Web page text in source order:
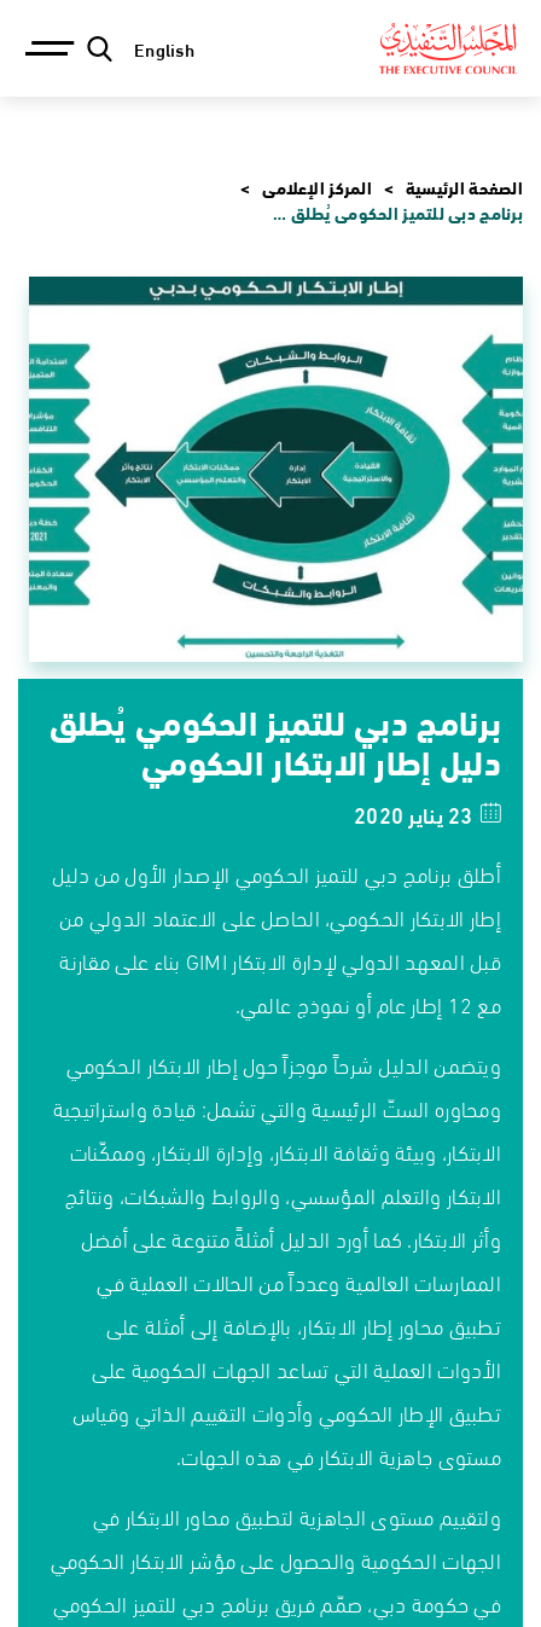
English
الصفحة الرئيسية
المركز الإعلامي
برنامج دبي للتميز الحكومي يُطلق دليل إطار الابتكار الحكومي
برنامج دبي للتميز الحكومي يُطلق
دليل إطار الابتكار الحكومي
23 يناير 2020
أطلق برنامج دبي للتميز الحكومي الإصدار الأول من دليل
إطار الابتكار الحكومي، الحاصل على الاعتماد الدولي من
قبل المعهد الدولي لإدارة الابتكار GIMI بناء على مقارنة
مع 12 إطار عام أو نموذج عالمي.
ويتضمن الدليل شرحاً موجزاً حول إطار الابتكار الحكومي
ومحاوره الستّ الرئيسية والتي تشمل: قيادة واستراتيجية
الابتكار، وبيئة وثقافة الابتكار، وإدارة الابتكار، وممكّنات
الابتكار والتعلم المؤسسي، والروابط والشبكات، ونتائج
وأثر الابتكار. كما أورد الدليل أمثلةً متنوعة على أفضل
الممارسات العالمية وعدداً من الحالات العملية في
تطبيق محاور إطار الابتكار، بالإضافة إلى أمثلة على
الأدوات العملية التي تساعد الجهات الحكومية على
تطبيق الإطار الحكومي وأدوات التقييم الذاتي وقياس
مستوى جاهزية الابتكار في هذه الجهات.
ولتقييم مستوى الجاهزية لتطبيق محاور الابتكار في
الجهات الحكومية والحصول على مؤشر الابتكار الحكومي
في حكومة دبي، صمّم فريق برنامج دبي للتميز الحكومي